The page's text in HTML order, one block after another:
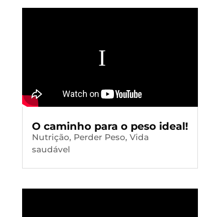
O caminho para o peso ideal!
Nutrição, Perder Peso, Vida
saudável